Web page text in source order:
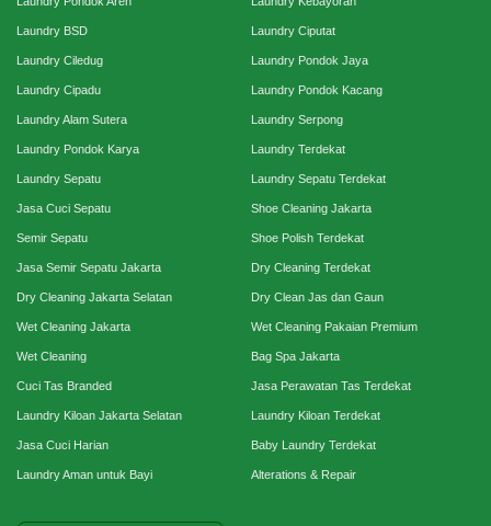
Laundry BSD Laundry Ciputat
Laundry Ciledug Laundry Pondok Jaya
Laundry Cipadu Laundry Pondok Kacang
Laundry Alam Sutera Laundry Serpong
Laundry Pondok Karya Laundry Terdekat
Laundry Sepatu Laundry Sepatu Terdekat
Jasa Cuci Sepatu Shoe Cleaning Jakarta
Semir Sepatu Shoe Polish Terdekat
Jasa Semir Sepatu Jakarta Dry Cleaning Terdekat
Dry Cleaning Jakarta Selatan Dry Clean Jas dan Gaun
Wet Cleaning Jakarta Wet Cleaning Pakaian Premium
Wet Cleaning Bag Spa Jakarta
Cuci Tas Branded Jasa Perawatan Tas Terdekat
Laundry Kiloan Jakarta Selatan Laundry Kiloan Terdekat
Jasa Cuci Harian Baby Laundry Terdekat
Laundry Aman untuk Bayi Alterations & Repair